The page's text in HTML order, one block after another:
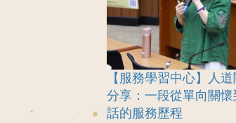
【服務學習中心】人
分享：一段從單向關
話的服務歷程